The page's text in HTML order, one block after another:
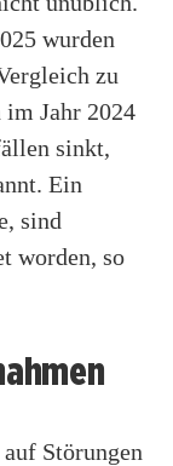
wurden
zu
im Jahr 2024
sinkt,
Ein
sind
worden, so
Störungen